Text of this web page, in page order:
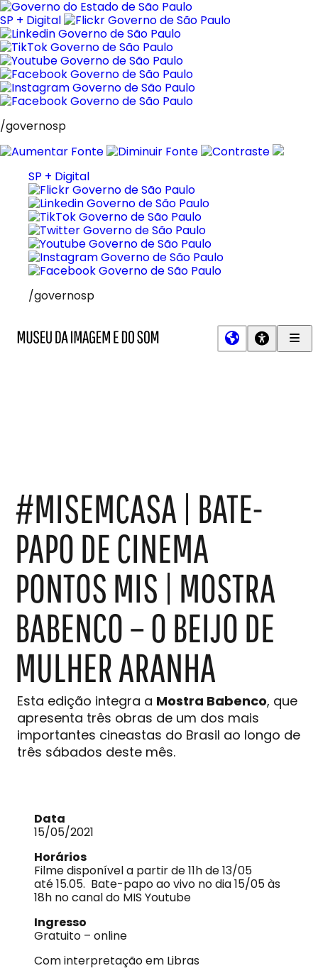
Pular
para
o
conteúdo
SP + Digital
/governosp
SP + Digital
/governosp
#MISEMCASA | BATE-
PAPO DE CINEMA
PONTOS MIS | MOSTRA
BABENCO – O BEIJO DE
MULHER ARANHA
Esta edição integra a Mostra Babenco, que
apresenta três obras de um dos mais
importantes cineastas do Brasil ao longo de
três sábados deste mês.
Data
15/05/2021
Horários
Filme disponível a partir de 11h de 13/05
até 15.05. Bate-papo ao vivo no dia 15/05 às
18h no canal do MIS Youtube
Ingresso
Gratuito – online
Com interpretação em Libras